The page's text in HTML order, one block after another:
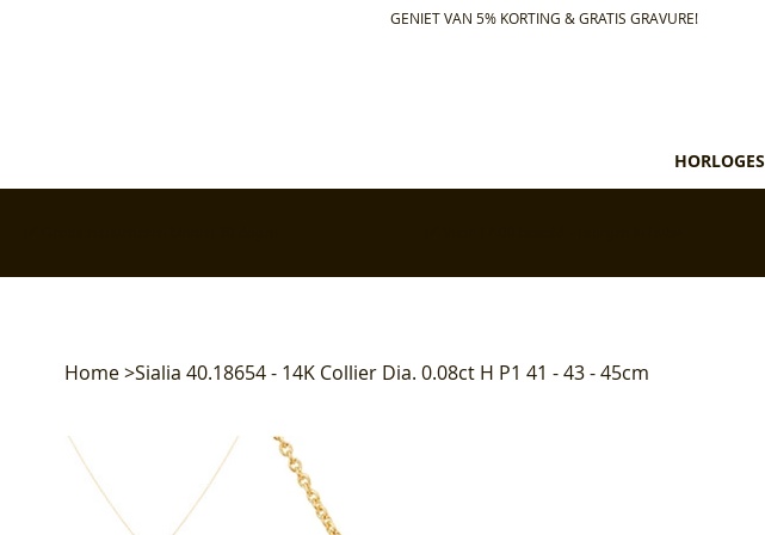
GENIET VAN 5% KORTING & GRATIS GRAVURE!
HORLOGES
Home>Sialia 40.18654 - 14K Collier Dia. 0.08ct H P1 41 - 43 - 45cm